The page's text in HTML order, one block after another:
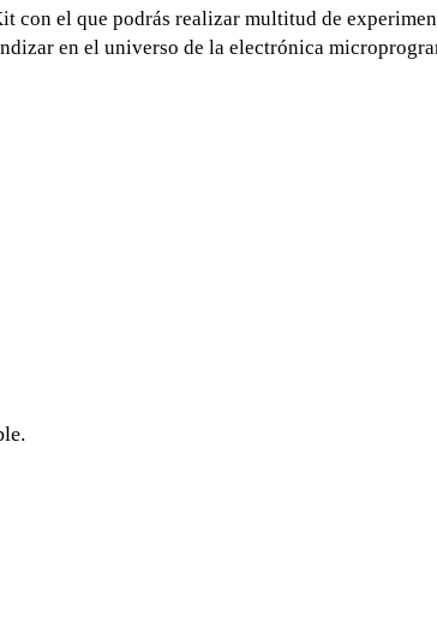
el que podrás realizar multitud de
en el universo de la electrónica